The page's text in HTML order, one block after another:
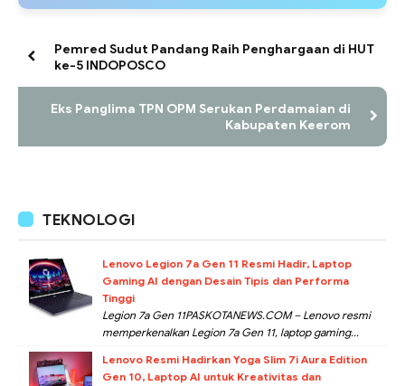
Pemred Sudut Pandang Raih Penghargaan di HUT
ke-5 INDOPOSCO
Eks Panglima TPN OPM Serukan Perdamaian di
Kabupaten Keerom
TEKNOLOGI
Lenovo Legion 7a Gen 11 Resmi Hadir, Laptop
Gaming AI dengan Desain Tipis dan Performa
Tinggi
Legion 7a Gen 11PASKOTANEWS.COM – Lenovo resmi
memperkenalkan Legion 7a Gen 11, laptop gaming...
Lenovo Resmi Hadirkan Yoga Slim 7i Aura Edition
Gen 10, Laptop AI untuk Kreativitas dan